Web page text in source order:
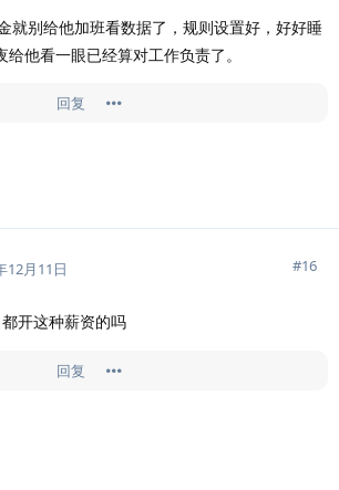
就别给他加班看数据了，规则设置好，好好睡
他看一眼已经算对工作负责了。
回复
12月11日 #16
开这种薪资的吗
回复